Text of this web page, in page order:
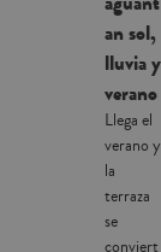
an sol,
lluvia y
verano
Llega el
verano y
la
terraza
se
conviert